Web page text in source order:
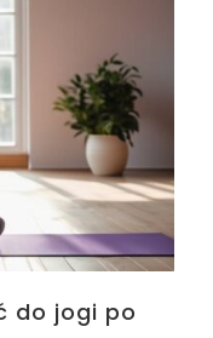
do jogi po